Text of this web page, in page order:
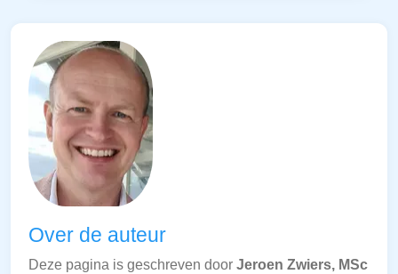
Over de auteur
Deze pagina is geschreven door Jeroen Zwiers, MSc